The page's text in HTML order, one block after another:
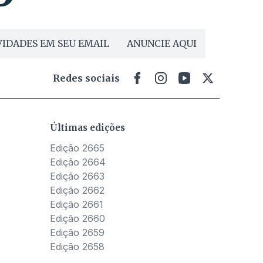
EM SEU EMAIL ANUNCIE AQUI
Redes sociais
Últimas edições
Edição 2665
Edição 2664
Edição 2663
Edição 2662
Edição 2661
Edição 2660
Edição 2659
Edição 2658